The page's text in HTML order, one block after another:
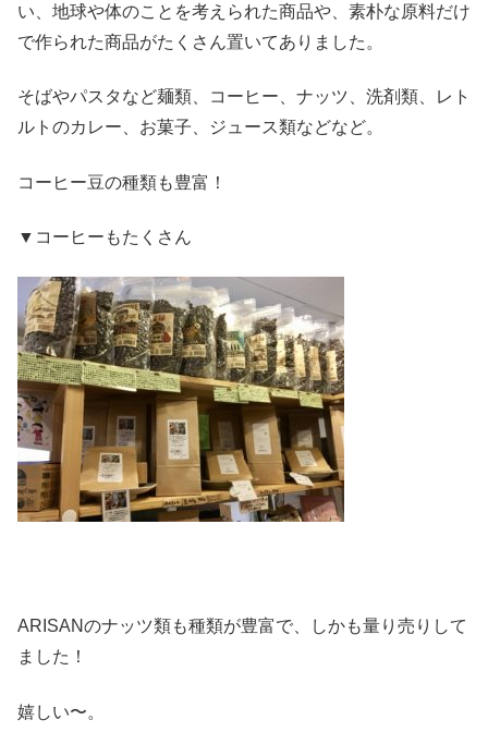
い、地球や体のことを考えられた商品や、素朴な原料だけ
で作られた商品がたくさん置いてありました。
そばやパスタなど麺類、コーヒー、ナッツ、洗剤類、レト
ルトのカレー、お菓子、ジュース類などなど。
コーヒー豆の種類も豊富！
▼コーヒーもたくさん
ARISANのナッツ類も種類が豊富で、しかも量り売りして
ました！
嬉しい〜。